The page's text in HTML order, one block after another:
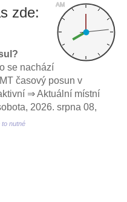
AM
zde:
se nachází
časový posun v
⇒ Aktuální místní
2026. srpna 08,
nutné